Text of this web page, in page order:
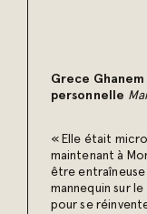
Grece
personnelle
« Elle était
maintenant à
être
mannequin sur
pour se